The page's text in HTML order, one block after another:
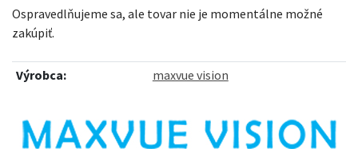
Ospravedlňujeme sa, ale tovar nie je momentálne možné
zakúpiť.
Výrobca: maxvue vision